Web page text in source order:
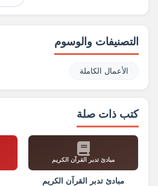
التصنيفات والوسوم
الأعمال الكاملة
كتب ذات صلة
مبادئ تدبر القرآن الكريم
مبادئ تدبر القرآن الكريم